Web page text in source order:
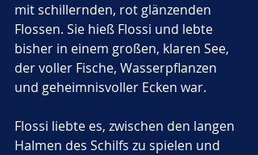
mit schillernden, rot glänzenden
Flossen. Sie hieß Flossi und lebte
bisher in einem großen, klaren See,
der voller Fische, Wasserpflanzen
und geheimnisvoller Ecken war.
Flossi liebte es, zwischen den langen
Halmen des Schilfs zu spielen und